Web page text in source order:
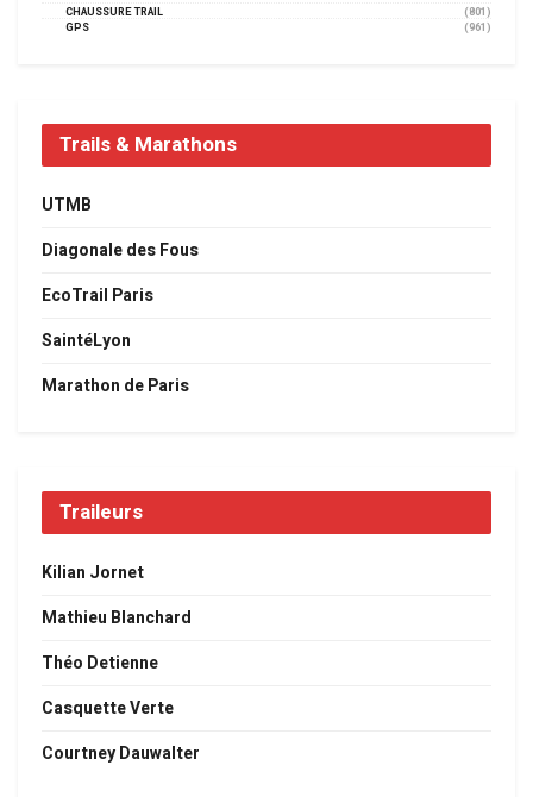
CHAUSSURE TRAIL
(801)
GPS
(961)
Trails & Marathons
UTMB
Diagonale des Fous
EcoTrail Paris
SaintéLyon
Marathon de Paris
Traileurs
Kilian Jornet
Mathieu Blanchard
Théo Detienne
Casquette Verte
Courtney Dauwalter